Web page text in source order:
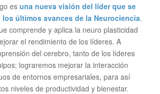
es una nueva visión del líder que se
últimos avances de la Neurociencia.
comprende y aplica la neuro plasticidad
el rendimiento de los líderes. A
del cerebro, tanto de los líderes
lograremos mejorar la interacción
de entornos empresariales, para así
niveles de productividad y bienestar.